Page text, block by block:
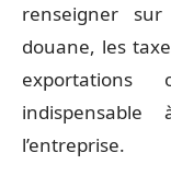
renseigner
douane, les
l’entreprise.